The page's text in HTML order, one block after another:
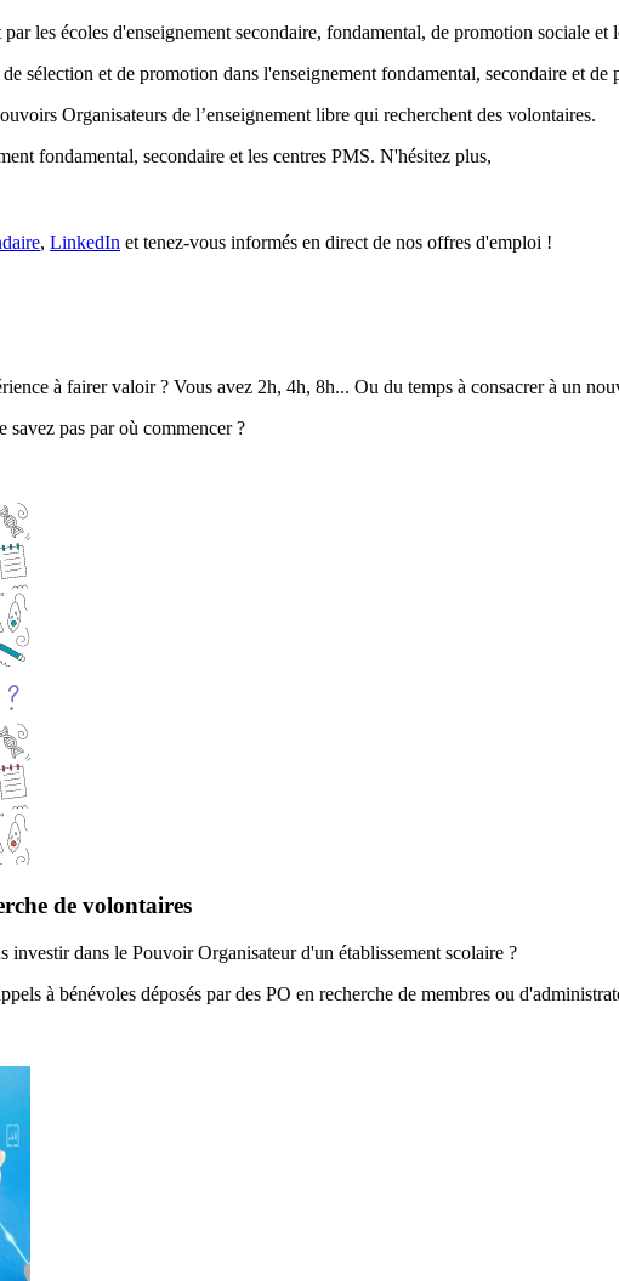
les écoles d'enseignement secondaire, fondamental, de promotion sociale et
sélection et de promotion dans l'enseignement fondamental, secondaire et
Organisateurs de l’enseignement libre qui recherchent des volontaires.
fondamental, secondaire et les centres PMS. N'hésitez plus,
, LinkedIn et tenez-vous informés en direct de nos offres d'emploi !
à fairer valoir ? Vous avez 2h, 4h, 8h... Ou du temps à consacrer à un
savez pas par où commencer ?
de volontaires
investir dans le Pouvoir Organisateur d'un établissement scolaire ?
à bénévoles déposés par des PO en recherche de membres ou